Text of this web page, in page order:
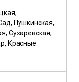
Пушкинская,
Сухаревская,
Красные